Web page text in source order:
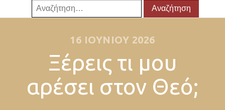
Αναζήτηση
για:
16 ΙΟΥΝΊΟΥ 2026
Ξέρεις τι μου
αρέσει στον Θεό;